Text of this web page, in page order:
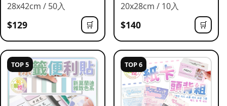
28x42cm / 50入
$129 🛒
20x28cm / 10入
$140 🛒
TOP 5 TOP 6